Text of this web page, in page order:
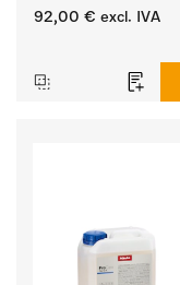
92,00 € excl. IVA